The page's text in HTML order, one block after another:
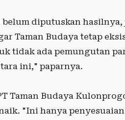
diputuskan
Taman Budaya tetap
tidak ada pemungutan
ini," paparnya.
Taman Budaya
"Ini hanya